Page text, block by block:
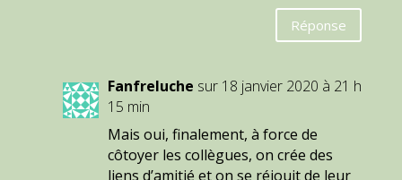
Réponse
Fanfreluche sur 18 janvier 2020 à 21 h
15 min
Mais oui, finalement, à force de
côtoyer les collègues, on crée des
liens d’amitié et on se réjouit de leur